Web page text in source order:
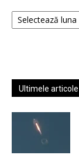
Arhive
Ultimele articole